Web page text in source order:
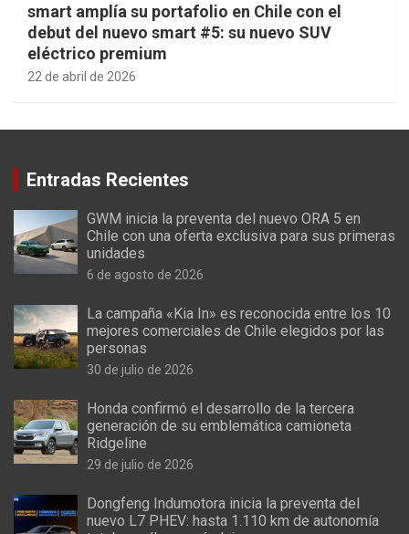
smart amplía su portafolio en Chile con el
debut del nuevo smart #5: su nuevo SUV
eléctrico premium
22 de abril de 2026
Entradas Recientes
GWM inicia la preventa del nuevo ORA 5 en
Chile con una oferta exclusiva para sus primeras
unidades
6 de agosto de 2026
La campaña «Kia In» es reconocida entre los 10
mejores comerciales de Chile elegidos por las
personas
30 de julio de 2026
Honda confirmó el desarrollo de la tercera
generación de su emblemática camioneta
Ridgeline
29 de julio de 2026
Dongfeng Indumotora inicia la preventa del
nuevo L7 PHEV: hasta 1.110 km de autonomía